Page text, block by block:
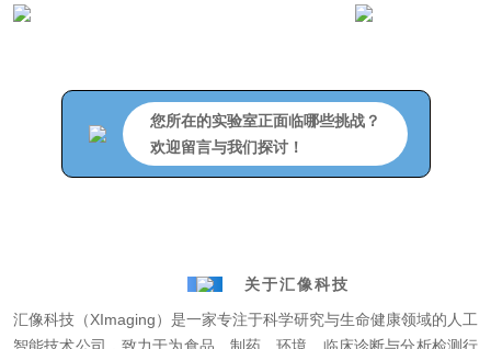
您所在的实验室正面临哪些挑战？
欢迎留言与我们探讨！
关于汇像科技
汇像科技（XImaging）是一家专注于科学研究与生命健康领域的人工